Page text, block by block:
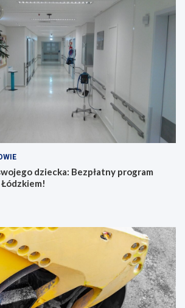
dziecka: Bezpłatny program